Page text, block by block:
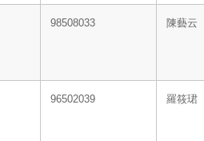
98508033 陳藝云
96502039 羅筱珺